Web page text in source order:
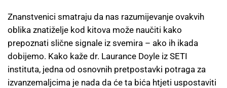
Znanstvenici smatraju da nas razumijevanje ovakvih
oblika znatiželje kod kitova može naučiti kako
prepoznati slične signale iz svemira – ako ih ikada
dobijemo. Kako kaže dr. Laurance Doyle iz SETI
instituta, jedna od osnovnih pretpostavki potraga za
izvanzemaljcima je nada da će ta bića htjeti uspostaviti